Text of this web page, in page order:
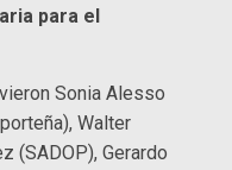
para el
Sonia Alesso
Walter
(SADOP), Gerardo